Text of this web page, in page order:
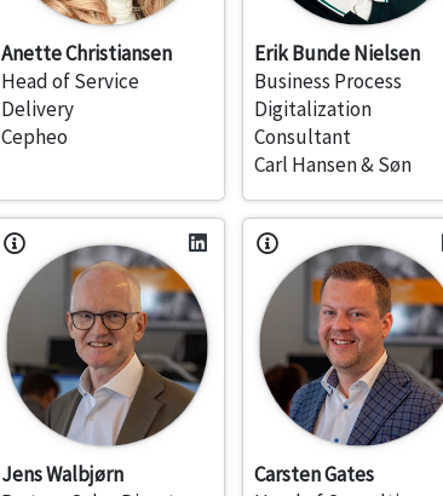
Anette Christiansen
Head of Service
Delivery
Cepheo
Erik Bunde Nielsen
Business Process
Digitalization
Consultant
Carl Hansen & Søn
Jens Walbjørn
Carsten Gates